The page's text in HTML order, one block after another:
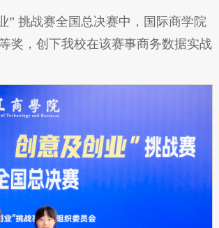
” 挑战赛全国总决赛中，国际商学院
奖，创下我校在该赛事商务数据实战